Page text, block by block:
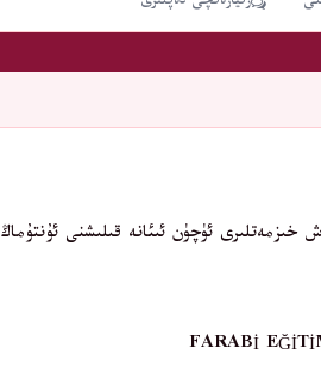
خىزمەتلىرى ئۈچۈن ئىئانە قىلىشنى ئۇنتۇماڭ
FARABİ